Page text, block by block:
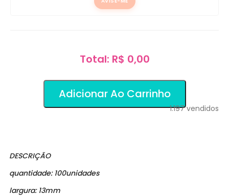
Total: R$ 0,00
Adicionar Ao Carrinho
1.197vendidos
DESCRIÇÃO
quantidade: 100unidades
largura: 13mm